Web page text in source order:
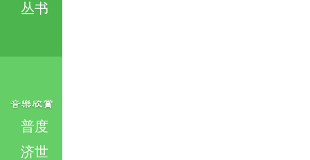
丛书
普度
济世